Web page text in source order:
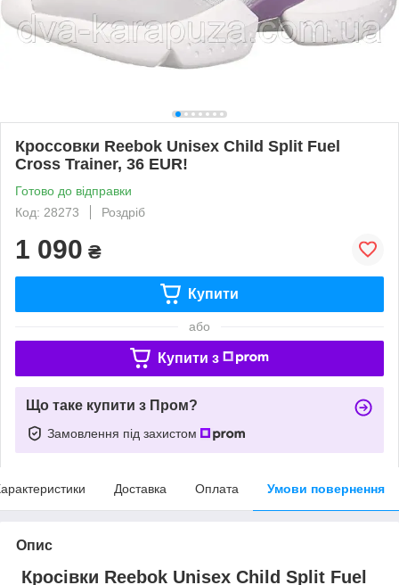
Кроссовки Reebok Unisex Child Split Fuel
Cross Trainer, 36 EUR!
Готово до відправки
Код: 28273
Роздріб
1 090 ₴
Купити
або
Купити з
Що таке купити з Пром?
Замовлення під захистом
Доставка Оплата Умови повернення
Опис
Кросівки Reebok Unisex Child Split Fuel